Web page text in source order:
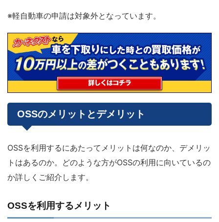
※軽自動車の申請は対象外となっています。
OSSのメリットとデメリット
OSSを利用するにあたってメリットは何なのか、デメリッ
トはあるのか。どのような方がOSSの利用に向いているの
か詳しくご紹介します。
OSSを利用するメリット